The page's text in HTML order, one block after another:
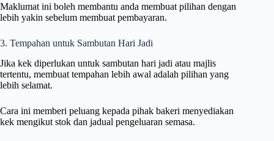
Maklumat ini boleh membantu anda membuat pilihan dengan
lebih yakin sebelum membuat pembayaran.
3. Tempahan untuk Sambutan Hari Jadi
Jika kek diperlukan untuk sambutan hari jadi atau majlis
tertentu, membuat tempahan lebih awal adalah pilihan yang
lebih selamat.
Cara ini memberi peluang kepada pihak bakeri menyediakan
kek mengikut stok dan jadual pengeluaran semasa.